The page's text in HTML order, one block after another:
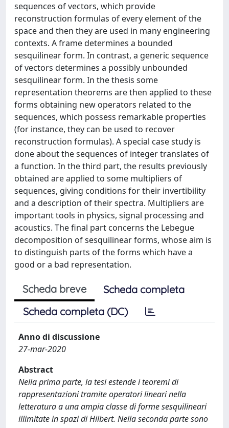
sequences of vectors, which provide
reconstruction formulas of every element of the
space and then they are used in many engineering
contexts. A frame determines a bounded
sesquilinear form. In contrast, a generic sequence
of vectors determines a possibly unbounded
sesquilinear form. In the thesis some
representation theorems are then applied to these
forms obtaining new operators related to the
sequences, which possess remarkable properties
(for instance, they can be used to recover
reconstruction formulas). A special case study is
done about the sequences of integer translates of
a function. In the third part, the results previously
obtained are applied to some multipliers of
sequences, giving conditions for their invertibility
and a description of their spectra. Multipliers are
important tools in physics, signal processing and
acoustics. The final part concerns the Lebegue
decomposition of sesquilinear forms, whose aim is
to distinguish parts of the forms which have a
good or a bad representation.
Scheda breve
Scheda completa
Scheda completa (DC)
Anno di discussione
27-mar-2020
Abstract
Nella prima parte, la tesi estende i teoremi di
rappresentazioni tramite operatori lineari nella
letteratura a una ampia classe di forme sesquilineari
illimitate in spazi di Hilbert. Nella seconda parte sono